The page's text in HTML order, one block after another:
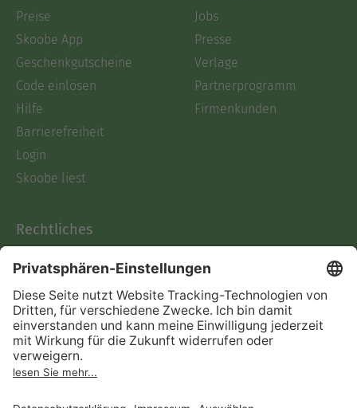
Preise
Skoobe App
Geschenkgutscheine
Code einlösen
Hilfe
Barrierefreiheit
Login
Skoobe liest
Jobs
Presse
Verlage
Partnerprogramm
Firmenkunden
Rechtliches
AGB
Informationen nach Data
Act
Verträge hier kündigen
Impressum